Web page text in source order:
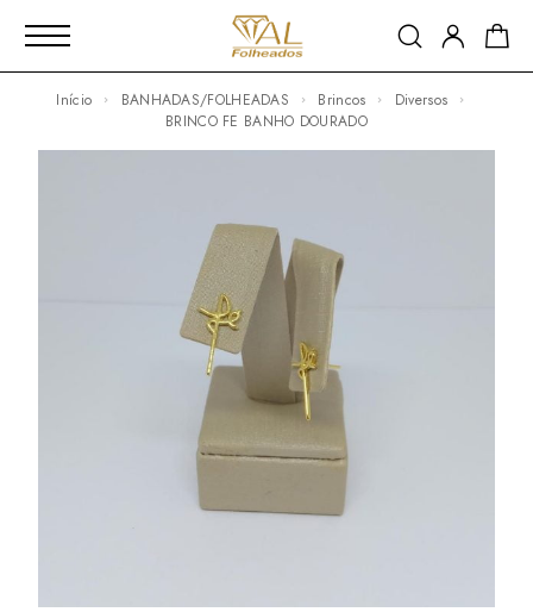
Início BANHADAS/FOLHEADAS Brincos
Diversos
BRINCO FE BANHO DOURADO